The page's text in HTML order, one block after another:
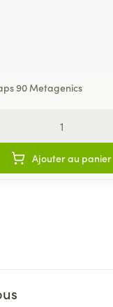
90 Metagenics
Ajouter au panier